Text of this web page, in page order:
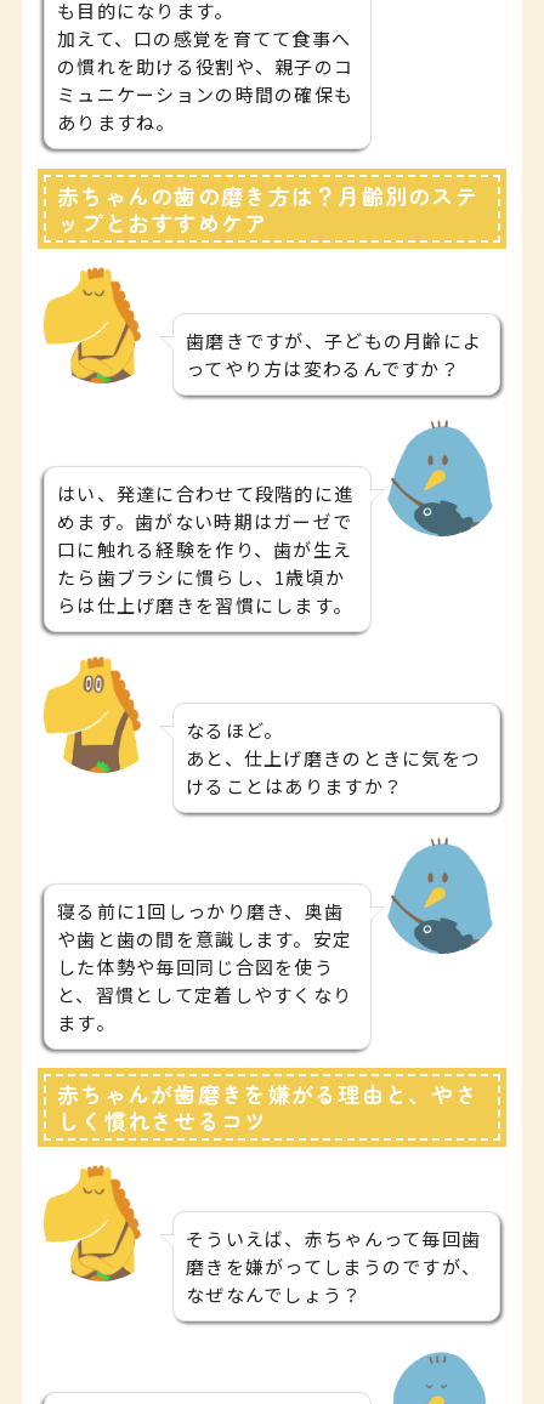
も目的になります。
加えて、口の感覚を育てて食事へ
の慣れを助ける役割や、親子のコ
ミュニケーションの時間の確保も
ありますね。
赤ちゃんの歯の磨き方は？月齢別のステ
ップとおすすめケア
歯磨きですが、子どもの月齢によ
ってやり方は変わるんですか？
はい、発達に合わせて段階的に進
めます。歯がない時期はガーゼで
口に触れる経験を作り、歯が生え
たら歯ブラシに慣らし、1歳頃か
らは仕上げ磨きを習慣にします。
なるほど。
あと、仕上げ磨きのときに気をつ
けることはありますか？
寝る前に1回しっかり磨き、奥歯
や歯と歯の間を意識します。安定
した体勢や毎回同じ合図を使う
と、習慣として定着しやすくなり
ます。
赤ちゃんが歯磨きを嫌がる理由と、やさ
しく慣れさせるコツ
そういえば、赤ちゃんって毎回歯
磨きを嫌がってしまうのですが、
なぜなんでしょう？